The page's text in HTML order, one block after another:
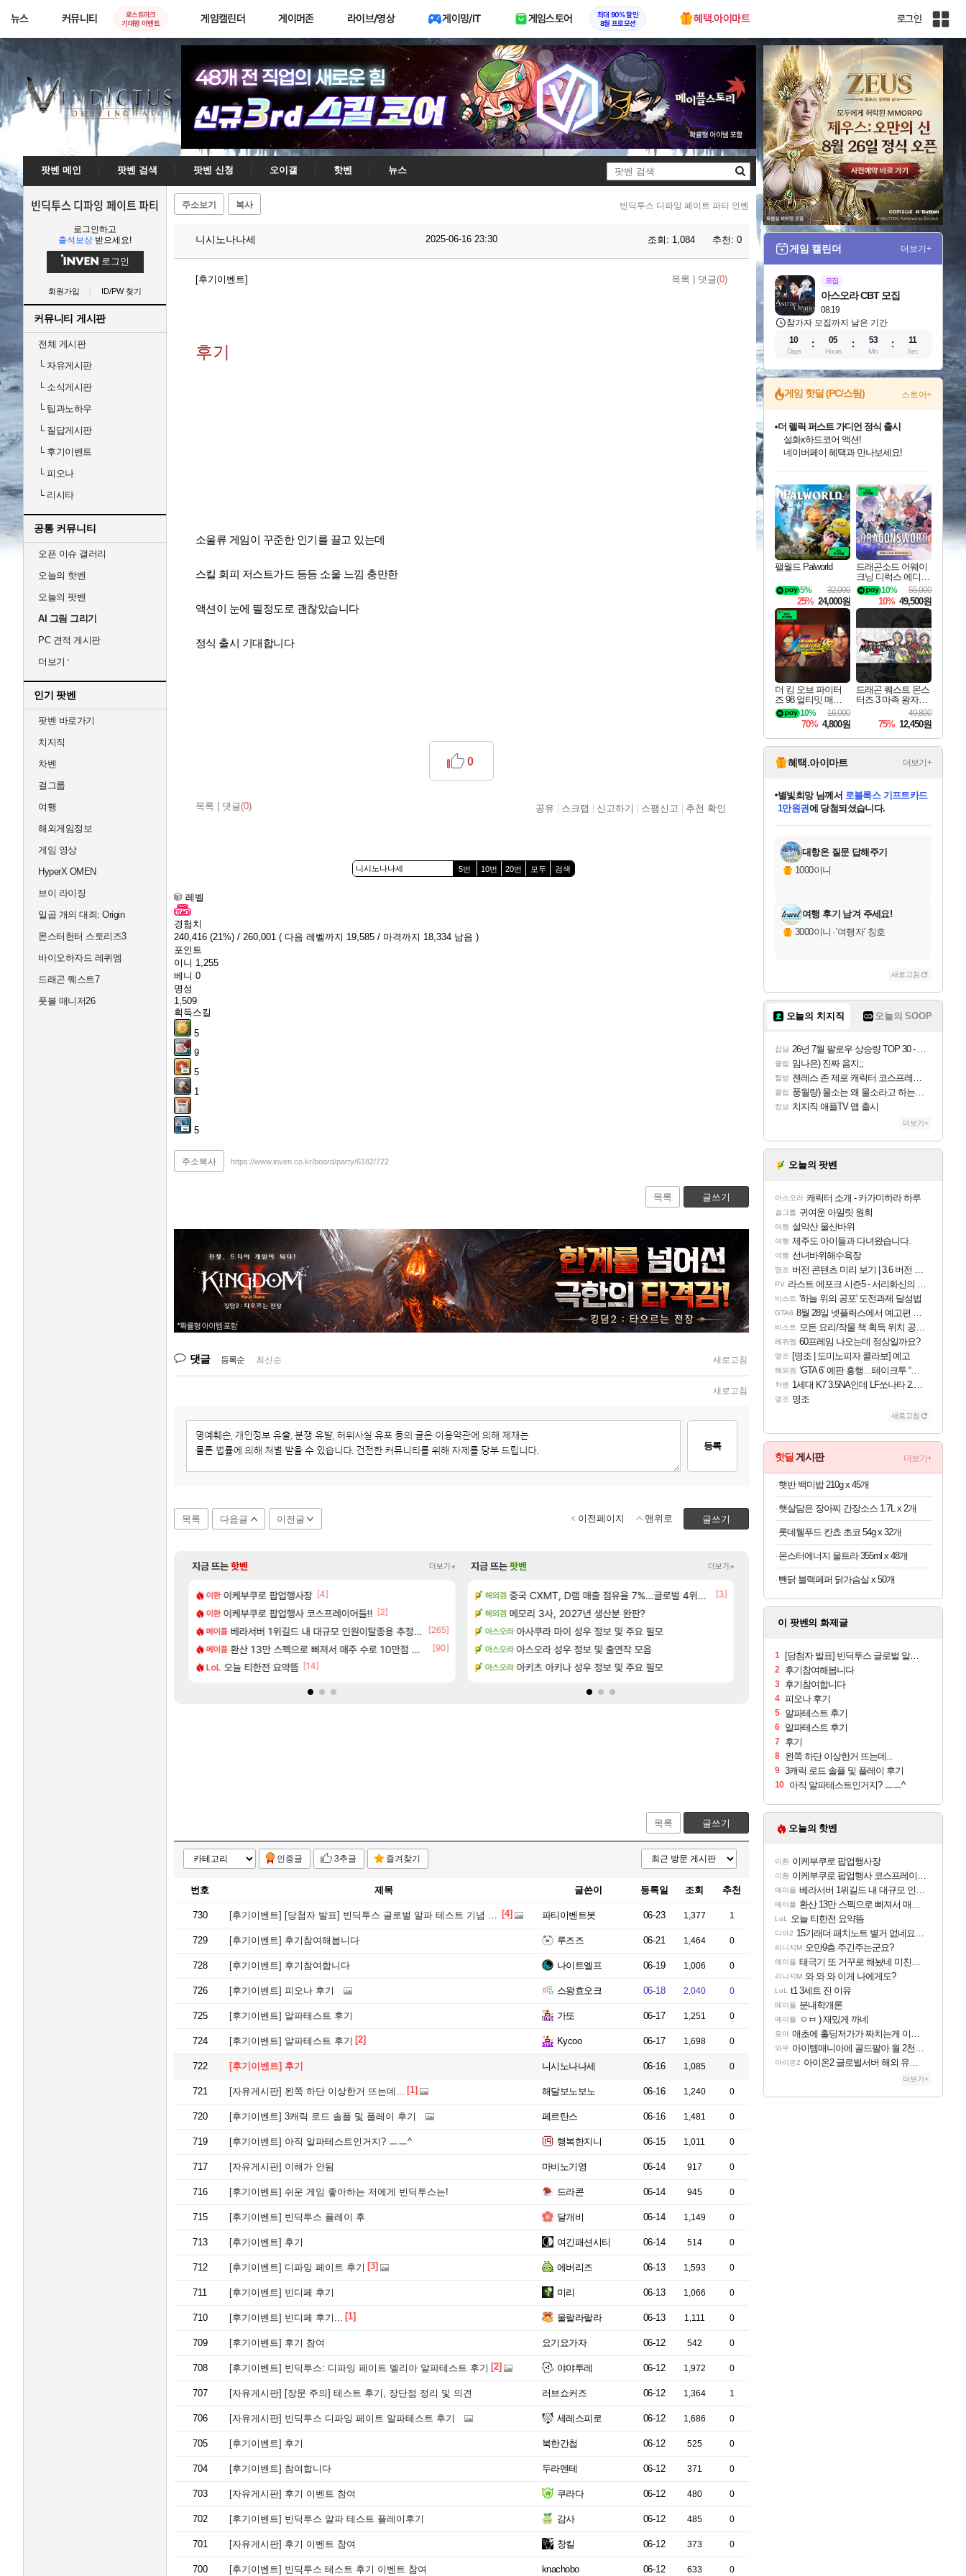
뉴스 커뮤니티
로스트아크
기대평 이벤트
게임캘린더 게이머존 라이브/영상 게이밍/IT 게임스토어
최대 90% 할인
8월 프로모션
혜택.아이마트 로그인
인
벤
체
사
팟벤 메인 팟벤 검색 팟벤 신청 오이갤 핫벤
뉴스
검
빈딕투스 디파잉 페이트 파티
로그인하고
출석보상 받으세요!
로그인
회원가입 ID/PW 찾기
커뮤니티 게시판
전체 게시판
└자유게시판
└소식게시판
└팁과노하우
└질답게시판
└후기이벤트
└피오나
└리시타
공통 커뮤니티
오픈 이슈 갤러리
오늘의 핫벤
오늘의 팟벤
AI 그림 그리기
PC 견적 게시판
더보기
인기 팟벤
팟벤 바로가기
치지직
차벤
걸그룹
여행
해외게임정보
게임 영상
HyperX OMEN
브이 라이징
일곱 개의 대죄: Origin
몬스터헌터 스토리즈3
바이오하자드 레퀴엠
드래곤 퀘스트7
풋볼 매니저26
주소보기 복사 빈딕투스 디파잉 페이트 파티 인벤
니시노나나세 2025-06-16 23:30 조회: 1,084 추천: 0
[후기이벤트] 목록 댓글(0)
후기
소울류 게임이 꾸준한 인기를 끌고 있는데
스킬 회피 저스트가드 등등 소울 느낌 충만한
액션이 눈에 띌정도로 괜찮았습니다
정식 출시 기대합니다
목록 댓글(0)
0
공유 스크랩 신고하기 스팸신고 추천 확인
5번 10번 20번 모두 검색
레벨
경험치
240,416 (21%) / 260,001 ( 다음 레벨까지 19,585 / 마격까지 18,334 남음 )
포인트
이니 1,255
베니 0
명성
1,509
획득스킬
5
9
5
1
5
주소복사 https://www.inven.co.kr/board/party/6182/722
목록 글쓰기
댓글 등록순 최신순 새로고침
새로고침
등록
목록 다음글 이전글 글쓰기
이전페이지 맨위로
지금 뜨는핫벤 더보기+
이환 이케부쿠로 팝업행사장 [4]
이환 이케부쿠로 팝업행사 코스프레이어들!! [2]
메이플 베라서버 1위길드 내 대규모 인원이탈종용 추정사건
[265]
메이플 환산 13만 스펙으로 삐져서 매주 수로 10만점 치고있으면 ㅋㅋ
[90]
LoL 오늘 티한전 요약뜸 [14]
디아2 15기래더 패치노트 별거 없네요~없데이트수준?
리니지M 오만9층 주긴주는군요? [17]
메이플 태극기 또 거꾸로 해놨네 미친것들 ㅋㅋㅋ
리니지M 와 와 와 이게 나에게도? [23]
LoL t1 3세트 진 이유 [29]
애초에 홀딩저가가 짜치는게 이거임 ㅋㅋ
와우
아이템매니아에 골드팔아 월 2천만원 넘게 버는 인간
아이온2 아이온2 글로벌서버 해외 유저 반응
지금 뜨는팟벤 더보기+
차벤 아반테 2.0 자연흡기? [1]
비스트 모든 요리/작물 책 획득 위치 공략 (36개) - 미식가 도전과제
섭컬겜 무한대 아난타 유출과 앞으로의 예상 (루머)
PV 라스트 에포크 시즌5 - 서리화신의 분노 티저
해외겜 ‘GTA 6’ 예판 흥행…테이크투 “내부 예상 크게 넘어”
해외겜 중국 CXMT, D램 매출 점유율 7%…글로벌 4위로 부상
[3]
해외겜 메모리 3사, 2027년 생산분 완판?
아스오라 아사쿠라 마이 성우 정보 및 주요 필모
아스오라 아스오라 성우 정보 및 출연작 모음
아스오라 아키츠 아키나 성우 정보 및 주요 필모
여행
8월 28일 넷플릭스에서 예고편 공개 예정
모든 바우에라 업그레이드 아이템 획득 위치 공
아스오라 카가미하라 하루 성우 정보 및 주요 필모
비스트 모든 엘리트 골렘 위치 공략 (30개) - 방랑
목록 글쓰기
인증글 3추글 즐겨찾기
번호 제목 글쓴이 등록일 조회 추천
730 [후기이벤트] [당첨자 발표] 빈딕투스 글로벌 알파 테스트 기념 이벤트 [4] 파티이벤트봇 06-23 1,377 1
729 [후기이벤트] 후기참여해봅니다 루즈즈 06-21 1,464 0
728 [후기이벤트] 후기참여합니다 나이트엘프 06-19 1,006 0
726 [후기이벤트] 피오나 후기 스왕효오크 06-18 2,040 0
725 [후기이벤트] 알파테스트 후기 가또 06-17 1,251 0
724 [후기이벤트] 알파테스트 후기 [2] Kycoo 06-17 1,698 0
722 [후기이벤트] 후기 니시노나나세 06-16 1,085 0
721 [자유게시판] 왼쪽 하단 이상한거 뜨는데... [1] 해달보노보노 06-16 1,240 0
720 [후기이벤트] 3캐릭 로드 솔플 및 플레이 후기 페르탄스 06-16 1,481 0
719 [후기이벤트] 아직 알파테스트인거지? ㅡㅡ^ 행복한지니 06-15 1,011 0
717 [자유게시판] 이해가 안됨 마비노기영 06-14 917 0
716 [후기이벤트] 쉬운 게임 좋아하는 저에게 빈딕투스는! 드라콘 06-14 945 0
715 [후기이벤트] 빈딕투스 플레이 후 달개비 06-14 1,149 0
713 [후기이벤트] 후기 여긴패션시티 06-14 514 0
712 [후기이벤트] 디파잉 페이트 후기 [3] 에버리즈 06-13 1,593 0
711 [후기이벤트] 빈디페 후기 미리 06-13 1,066 0
710 [후기이벤트] 빈디페 후기... [1] 울랄라랄라 06-13 1,111 0
709 [후기이벤트] 후기 참여 요기요가자 06-12 542 0
708 [후기이벤트] 빈딕투스: 디파잉 페이트 델리아 알파테스트 후기 [2] 야야투레 06-12 1,972 0
707 [자유게시판] [장문 주의] 테스트 후기, 장단점 정리 및 의견 러브쇼커즈 06-12 1,364 1
706 [자유게시판] 빈딕투스 디파잉 페이트 알파테스트 후기 세레스피로 06-12 1,686 0
705 [후기이벤트] 후기 북한간첩 06-12 525 0
704 [후기이벤트] 참여합니다 두라멘테 06-12 371 0
703 [자유게시판] 후기 이벤트 참여 쿠라다 06-12 480 0
702 [후기이벤트] 빈딕투스 알파 테스트 플레이후기 감사 06-12 485 0
701 [자유게시판] 후기 이벤트 참여 창킬 06-12 373 0
700 [후기이벤트] 빈딕투스 테스트 후기 이벤트 참여 knachobo 06-12 633 0
게임 캘린더 더보기+
모집
08.19
아스오라 CBT 모집
참가자 모집까지 남은 기간
10
Days
05
Hours
53
Min
10
Sec
게임 핫딜 (PC/스팀) 스토어+
최대 90% 할인가를 만나보세요!
네이버혜택과 함께 만나보세요!
50%할인&추가 적립까지!
네이버 포인트 혜택까지!
이니&베니 혜택까지!
네이버 혜택가와 함께 예약하세요!
할인&네이버혜택으로 만나보세요!
더 렐릭 퍼스트 가디언 정식 출시
설화x하드코어 액션!
네이버페이 혜택과 만나보세요!
40주년 프로모션으로 만나보세요!
할인가에 만나보세요!
일부 에디션 상시 할인!
혜택으로 예약 판매 중
편안하게 충전하세요
팰월드 Palworld
32,000
5%
25% 24,000원
드래곤소드 어웨이
크닝 디럭스 에디션
DragonSword Awake
ning Deluxe Edition
55,000
10%
10% 49,500원
더 킹 오브 파이터
즈 98 얼티밋 매치
파이널 에디션 THE
KING OF FIGHTER
S 98 ULTIMATE MA
TCH FINAL EDITIO
N
16,000
10%
70% 4,800원
드래곤 퀘스트 몬스
터즈 3 마족 왕자와
엘프의 여행 Dragon
Quest Monsters The
Dark Prince
49,800
75% 12,450원
혜택.아이마트 더보기+
교환.
당첨되셨습니다.
당첨되셨습니다.
당첨되셨습니다.
별빛희망님께서 로블록스 기프트카드
1만원권에 당첨되셨습니다.
당첨되셨습니다.
당첨되셨습니다.
당첨되셨습니다.
당첨되셨습니다.
에디션 (스팀코드)를 교환.
당첨되셨습니다.
대항온 질문 답해주기
1000이니
여행 후기 남겨 주세요!
3000이니 ·'여행자' 칭호
새로고침
오늘의 치지직 오늘의 SOOP
잡담 26년 7월 팔로우 상승량 TOP 30 - 월간 치지직
클립 임나은) 진짜 음지;;
짤방 젠레스 존 제로 캐릭터 코스프레한 꽁주
클립 풍월량) 물소는 왜 물소라고 하는거야? 아! 그만 ㅋㅋ 알았어 ㅋㅋ
정보 치지직 애플TV 앱 출시
더보기+
오늘의 팟벤
아스오라 캐릭터 소개 - 카가미하라 하루
걸그룹 귀여운 아일릿 원희
여행 설악산 울산바위
여행 제주도 아이들과 다녀왔습니다.
여행 선녀바위해수욕장
명조 버전 콘텐츠 미리 보기 | 3.6 버전 「신기루 속 등불 그림자, 속세에 깃든 검의 결심」이 8월 20일에 업데이트됩니다!
PV 라스트 에포크 시즌5 - 서리화신의 분노 티저
비스트 '하늘 위의 공포' 도전과제 달성법
GTA6 8월 28일 넷플릭스에서 예고편 공개 예정
비스트 모든 요리/작물 책 획득 위치 공략 (36개) - 미식가 도전과제
레퀴엠 60프레임 나오는데 정상일까요?
명조 [명조 | 도미노피자 콜라보] 예고
해외겜 ‘GTA 6’ 예판 흥행…테이크투 “내부 예상 크게 넘어”
차벤 1세대 K7 3.5NA인데 LF쏘나타 2.0NA 기변하면 유류비 절약이 얼마나 될까요..?
명조 명조
새로고침
핫딜 게시판 더보기+
햇반 백미밥 210g x 45개
햇살담은 장아찌 간장소스 1.7L x 2개
롯데웰푸드 칸쵸 초코 54g x 32개
몬스터에너지 울트라 355ml x 48개
뺀닭 블랙페퍼 닭가슴살 x 50개
이 팟벤의 화제글
1 [당첨자 발표] 빈딕투스 글로벌 알파 테스트 기념 이벤트
2 후기참여해봅니다
3 후기참여합니다
4 피오나 후기
5 알파테스트 후기
6 알파테스트 후기
7 후기
8 왼쪽 하단 이상한거 뜨는데...
9 3캐릭 로드 솔플 및 플레이 후기
10 아직 알파테스트인거지? ㅡㅡ^
오늘의 핫벤
이환 이케부쿠로 팝업행사장
이환 이케부쿠로 팝업행사 코스프레이어들!!
메이플 베라서버 1위길드 내 대규모 인원이탈종용 추정사건
메이플 환산 13만 스펙으로 삐져서 매주 수로 10만점 치고있으면 ㅋㅋ
LoL 오늘 티한전 요약뜸
디아2 15기래더 패치노트 별거 없네요~없데이트수준?
리니지M 오만9층 주긴주는군요?
메이플 태극기 또 거꾸로 해놨네 미친것들 ㅋㅋㅋ
리니지M 와 와 와 이게 나에게도?
LoL t1 3세트 진 이유
메이플 분내학개론
메이플 ㅇㅂ ) 재밌게 까네
로아 애초에 홀딩저가가 짜치는게 이거임 ㅋㅋ
와우 아이템매니아에 골드팔아 월 2천만원 넘게 버는 인간 있던데
아이온2 아이온2 글로벌서버 해외 유저 반응
더보기+